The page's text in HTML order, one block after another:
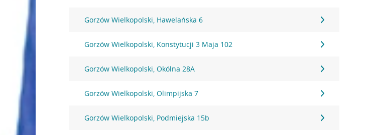
Gorzów Wielkopolski, Hawelańska 6
Gorzów Wielkopolski, Konstytucji 3 Maja 102
Gorzów Wielkopolski, Okólna 28A
Gorzów Wielkopolski, Olimpijska 7
Gorzów Wielkopolski, Podmiejska 15b